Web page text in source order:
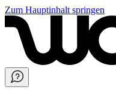
Zum Hauptinhalt springen